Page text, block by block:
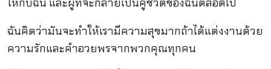
ฉันคิดว่ามันจะทำให้เรามีความสุขมากถ้าได้แต่งงานด้วย
ความรักและคำอวยพรจากพวกคุณทุกคน